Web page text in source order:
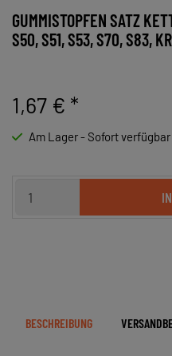
GUMMISTOPFEN SATZ
S50, S51, S53, S70, S83,
1,67 € *
Am Lager - Sofort verfügbar
BESCHREIBUNG